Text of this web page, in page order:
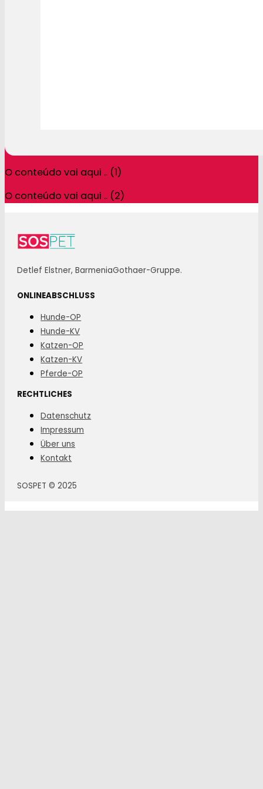
O conteúdo vai aqui .. (1)
O conteúdo vai aqui .. (2)
Detlef Elstner, BarmeniaGothaer-Gruppe.
ONLINEABSCHLUSS
Hunde-OP
Hunde-KV
Katzen-OP
Katzen-KV
Pferde-OP
RECHTLICHES
Datenschutz
Impressum
Über uns
Kontakt
SOSPET © 2025